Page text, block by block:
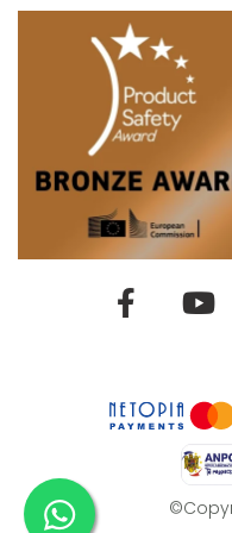
Easy-in: fixare rapida si
Tehnologia Easy-in a
calatorie mai usoara.
5 puncte ramane
scaun si fixarea
vor aprecia reglarea
inaltimii tetierei,
Easy-in elimina stresul
potrivire perfecta si
ca micutul tau este bine